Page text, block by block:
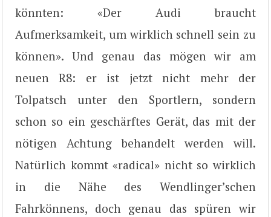
könnten: «Der Audi braucht
Aufmerksamkeit, um wirklich schnell sein zu
können». Und genau das mögen wir am
neuen R8: er ist jetzt nicht mehr der
Tolpatsch unter den Sportlern, sondern
schon so ein geschärftes Gerät, das mit der
nötigen Achtung behandelt werden will.
Natürlich kommt «radical» nicht so wirklich
in die Nähe des Wendlinger’schen
Fahrkönnens, doch genau das spüren wir